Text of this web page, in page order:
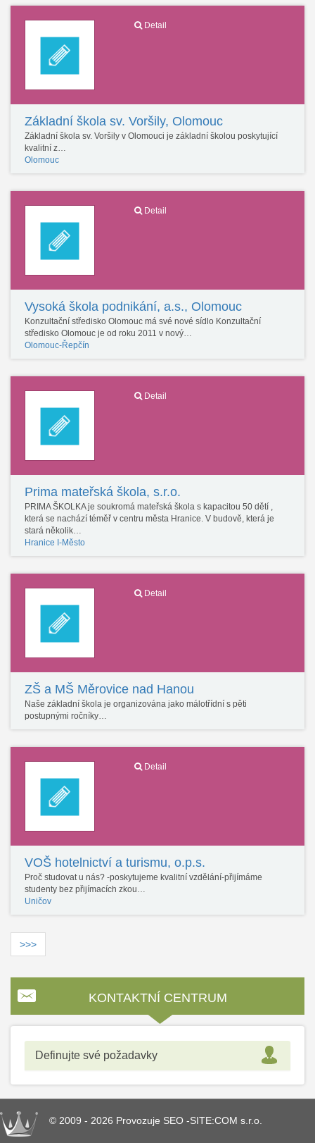
Detail
Základní škola sv. Voršily, Olomouc
Základní škola sv. Voršily v Olomouci je základní školou poskytující
kvalitní z…
Olomouc
Detail
Vysoká škola podnikání, a.s., Olomouc
Konzultační středisko Olomouc má své nové sídlo Konzultační
středisko Olomouc je od roku 2011 v nový…
Olomouc-Řepčín
Detail
Prima mateřská škola, s.r.o.
PRIMA ŠKOLKA je soukromá mateřská škola s kapacitou 50 dětí ,
která se nachází téměř v centru města Hranice. V budově, která je
stará několik…
Hranice I-Město
Detail
ZŠ a MŠ Měrovice nad Hanou
Naše základní škola je organizována jako málotřídní s pěti
postupnými ročníky…
Detail
VOŠ hotelnictví a turismu, o.p.s.
Proč studovat u nás? -poskytujeme kvalitní vzdělání-přijímáme
studenty bez přijímacích zkou…
Uničov
>>>
KONTAKTNÍ CENTRUM
Definujte své požadavky
© 2009 - 2026 Provozuje SEO -SITE:COM s.r.o.